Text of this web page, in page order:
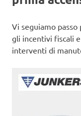
Vi seguiamo
gli incentivi fiscali
interventi di